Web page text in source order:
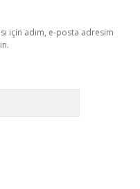
için adım, e-posta adresim